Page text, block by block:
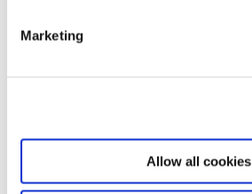
Marketing
Allow all cookies
Ausstellungskompass
Download PDF (946,74 KB)